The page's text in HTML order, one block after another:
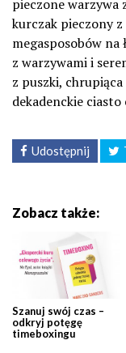
pieczone warzywa
kurczak pieczony
megasposobów na
z warzywami i
z puszki,
dekadenckie ciasto
Udostępnij
Zobacz także:
Szanuj swój czas –
odkryj potęgę
timeboxingu